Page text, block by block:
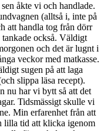
åkte vi och handlade.
(alltså i, inte på
att handla tog från dörr
också. Väldigt
och det är lugnt i
veckor med matkasse.
sugen på att laga
slippa läsa recept).
nu har vi bytt så att det
Tidsmässigt skulle vi
Min erfarenhet från att
lilla tid att klicka igenom